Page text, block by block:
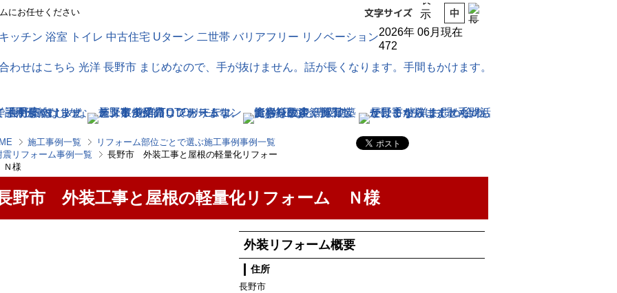
にお任せください
2026年 06月現在
472
施工事例一覧
リフォーム部位ごとで選ぶ施工事例事例一覧
震リフォーム事例一覧
長野市 外装工事と屋根の軽量化リフォー
様
野市 外装工事と屋根の軽量化リフォーム Ｎ様
外装リフォーム概要
住所
長野市